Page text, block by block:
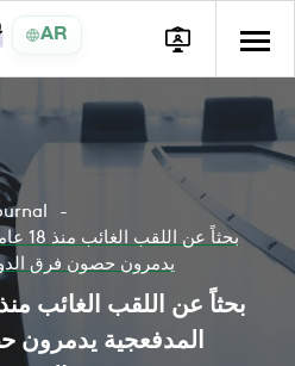
AR
بحثاً
يدمرون حصون فرق
المدفعجية